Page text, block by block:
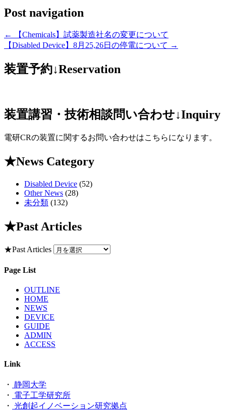
Post navigation
←
【Chemicals】試薬製造社名の変更について
【Disabled Device】8月25,26日の停電について →
装置予約↓Reservation
装置講習・技術相談問い合わせ↓Inquiry
電研CRの装置に関するお問い合わせはこちらになります。
★News Category
Disabled Device (52)
Other News (28)
未分類 (132)
★Past Articles
★Past Articles
Page List
OUTLINE
HOME
NEWS
DEVICE
GUIDE
ADMIN
ACCESS
Link
・ 静岡大学
・
電子工学研究所
・ 光創起イノベーション研究拠点